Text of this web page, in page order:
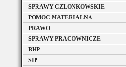
SPRAWY CZŁONKOWSKIE
POMOC MATERIALNA
PRAWO
SPRAWY PRACOWNICZE
BHP
SIP